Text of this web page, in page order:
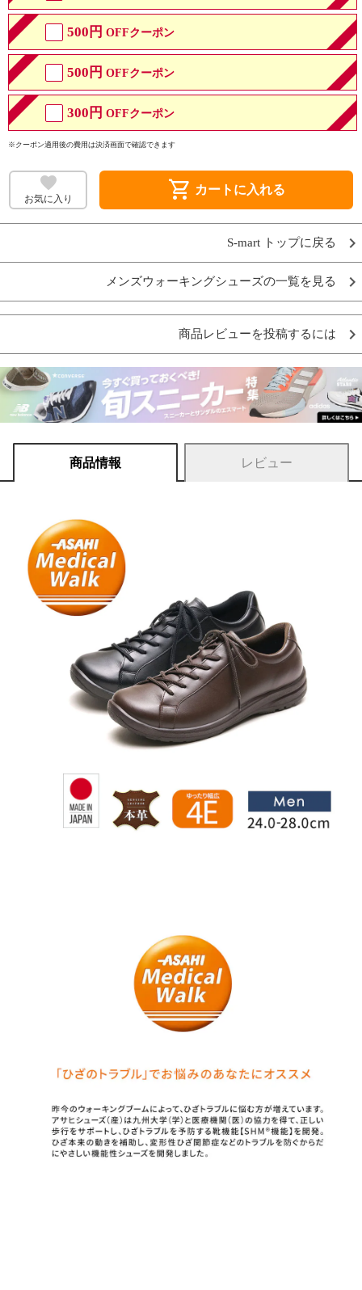
500円 OFFクーポン
500円 OFFクーポン
300円 OFFクーポン
※クーポン適用後の費用は決済画面で確認できます
お気に入り shopping_cart カートに入れる
S-mart トップに戻る
メンズウォーキングシューズの一覧を見る
商品レビューを投稿するには
商品情報 レビュー